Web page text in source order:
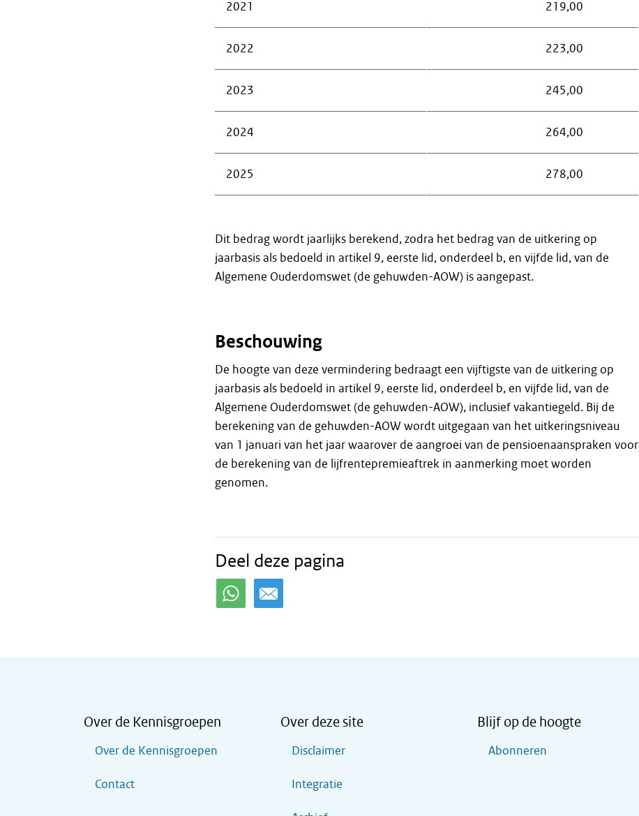
2021
2022
2023
2024
2025
219,00
223,00
245,00
264,00
278,00
Dit bedrag wordt jaarlijks berekend, zodra het bedrag van de uitkering op
jaarbasis als bedoeld in artikel 9, eerste lid, onderdeel b, en vijfde lid, van de
Algemene Ouderdomswet (de gehuwden-AOW) is aangepast.
Beschouwing
De hoogte van deze vermindering bedraagt een vijftigste van de uitkering op
jaarbasis als bedoeld in artikel 9, eerste lid, onderdeel b, en vijfde lid, van de
Algemene Ouderdomswet (de gehuwden-AOW), inclusief vakantiegeld. Bij de
berekening van de gehuwden-AOW wordt uitgegaan van het uitkeringsniveau
van 1 januari van het jaar waarover de aangroei van de pensioenaanspraken voor
de berekening van de lijfrentepremieaftrek in aanmerking moet worden
genomen.
Deel deze pagina
Over de Kennisgroepen
Over de Kennisgroepen
Contact
Over deze site
Disclaimer
Integratie
Blijf op de hoogte
Abonneren